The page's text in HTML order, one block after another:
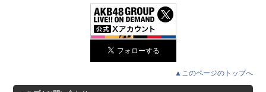
▲このページのトップへ